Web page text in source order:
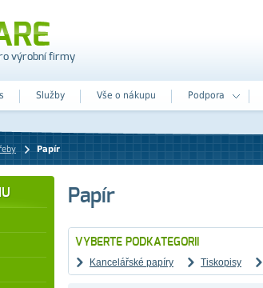
výrobní firmy
Služby Vše o nákupu Podpora
Papír
Papír
VYBERTE PODKATEGORII
Kancelářské papíry Tiskopisy